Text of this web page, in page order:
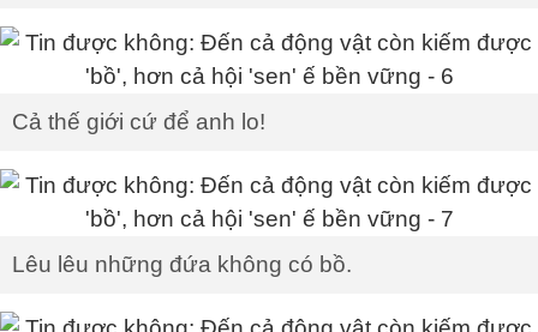
Cả thế giới cứ để anh lo!
Lêu lêu những đứa không có bồ.